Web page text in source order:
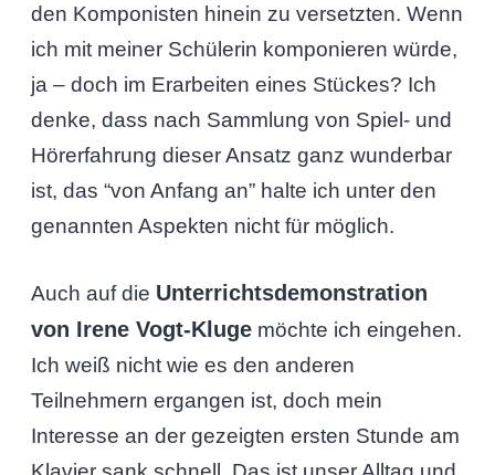
den Komponisten hinein zu versetzten. Wenn
ich mit meiner Schülerin komponieren würde,
ja – doch im Erarbeiten eines Stückes? Ich
denke, dass nach Sammlung von Spiel- und
Hörerfahrung dieser Ansatz ganz wunderbar
ist, das “von Anfang an” halte ich unter den
genannten Aspekten nicht für möglich.
Auch auf die Unterrichtsdemonstration
von Irene Vogt-Klugemöchte ich eingehen.
Ich weiß nicht wie es den anderen
Teilnehmern ergangen ist, doch mein
Interesse an der gezeigten ersten Stunde am